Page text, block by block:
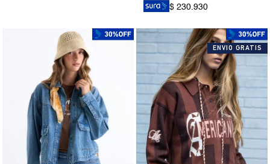
$ 230.930
ENVIO GRATIS